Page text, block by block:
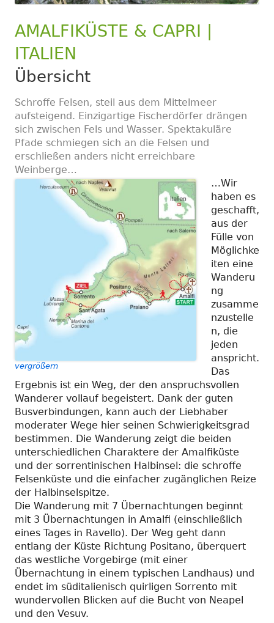
AMALFIKÜSTE & CAPRI |
ITALIEN
Übersicht
Schroffe Felsen, steil aus dem Mittelmeer
aufsteigend. Einzigartige Fischerdörfer drängen
sich zwischen Fels und Wasser. Spektakuläre
Pfade schmiegen sich an die Felsen und
erschließen anders nicht erreichbare
Weinberge…
vergrößern
…Wir
haben es
geschafft,
aus der
Fülle von
Möglichke
iten eine
Wanderu
ng
zusamme
nzustelle
n, die
jeden
anspricht.
Das
Ergebnis ist ein Weg, der den anspruchsvollen
Wanderer vollauf begeistert. Dank der guten
Busverbindungen, kann auch der Liebhaber
moderater Wege hier seinen Schwierigkeitsgrad
bestimmen. Die Wanderung zeigt die beiden
unterschiedlichen Charaktere der Amalfiküste
und der sorrentinischen Halbinsel: die schroffe
Felsenküste und die einfacher zugänglichen Reize
der Halbinselspitze.
Die Wanderung mit 7 Übernachtungen beginnt
mit 3 Übernachtungen in Amalfi (einschließlich
eines Tages in Ravello). Der Weg geht dann
entlang der Küste Richtung Positano, überquert
das westliche Vorgebirge (mit einer
Übernachtung in einem typischen Landhaus) und
endet im süditalienisch quirligen Sorrento mit
wundervollen Blicken auf die Bucht von Neapel
und den Vesuv.